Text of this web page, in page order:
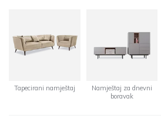
Tapecirani namještaj
Namještaj za dnevni
boravak